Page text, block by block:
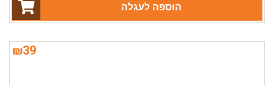
הוספה לעגלה
₪39